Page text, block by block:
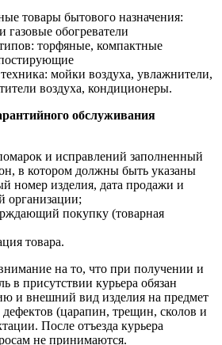
товары бытового назначения:
газовые обогреватели
торфяные, компактные
мойки воздуха, увлажнители,
воздуха, кондиционеры.
обслуживания
и исправлений заполненный
в котором должны быть указаны
номер изделия, дата продажи и
организации;
покупку (товарная
товара.
на то, что при получении и
в присутствии курьера обязан
и внешний вид изделия на предмет
дефектов (царапин, трещин, сколов и
После отъезда курьера
не принимаются.